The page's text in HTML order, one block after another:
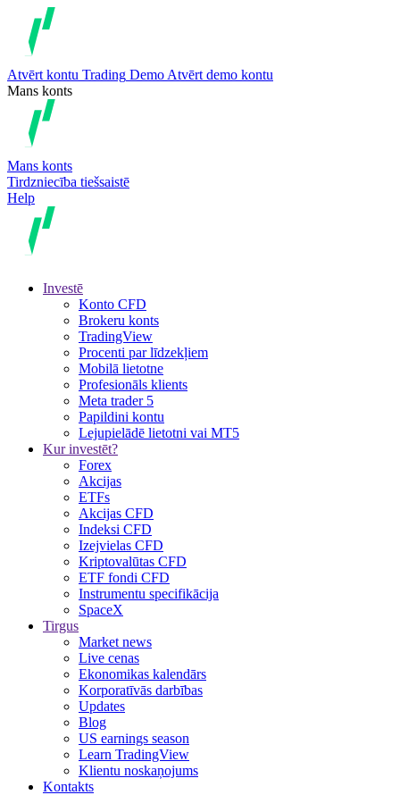
Atvērt kontu Trading Demo Atvērt demo kontu
Mans konts
Mans konts
Tirdzniecība tiešsaistē
Help
Investē
Konto CFD
Brokeru konts
TradingView
Procenti par līdzekļiem
Mobilā lietotne
Profesionāls klients
Meta trader 5
Papildini kontu
Lejupielādē lietotni vai MT5
Kur investēt?
Forex
Akcijas
ETFs
Akcijas CFD
Indeksi CFD
Izejvielas CFD
Kriptovalūtas CFD
ETF fondi CFD
Instrumentu specifikācija
SpaceX
Tirgus
Market news
Live cenas
Ekonomikas kalendārs
Korporatīvās darbības
Updates
Blog
US earnings season
Learn TradingView
Klientu noskaņojums
Kontakts